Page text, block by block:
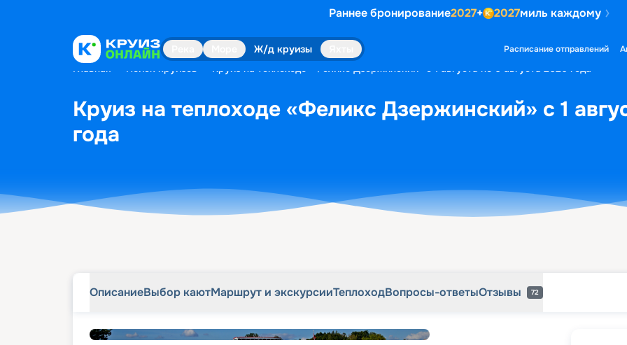
Раннее бронирование2027+ 2027миль каждому
Ж/д круизы Расписание отправлений
Главная Поиск круизов Круиз на теплоходе «Феликс Дзержинский» с 1 августа по 6 августа 2026 года
Круиз на теплоходе «Феликс Дзержинский» с 1
года
ОписаниеВыбор каютМаршрут и экскурсииТеплоходВопросы-ответыОтзывы 72